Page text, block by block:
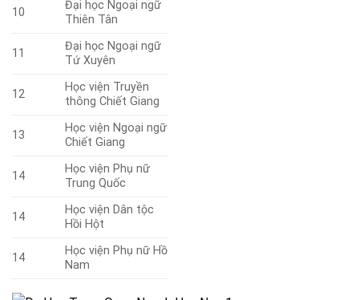
10
Đại học Ngoại ngữ
Thiên Tân
11
Đại học Ngoại ngữ
Tứ Xuyên
12
Học viện Truyền
thông Chiết Giang
13
Học viện Ngoại ngữ
Chiết Giang
14
Học viện Phụ nữ
Trung Quốc
14
Học viện Dân tộc
Hồi Hột
14
Học viện Phụ nữ Hồ
Nam